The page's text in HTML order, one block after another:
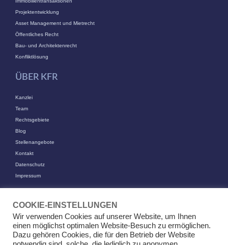
Projektentwicklung
Asset Management und Mietrecht
Öffentliches Recht
Bau- und Architektenrecht
Konfliktlösung
ÜBER KFR
Kanzlei
Team
Rechtsgebiete
Blog
Stellenangebote
Kontakt
Datenschutz
Impressum
KFR Kirchhoff Franke Riethmüller Partnerschaft von Rechtsanwälten
mbB
Am Kaiserkai 69
20457 Hamburg
COOKIE-EINSTELLUNGEN
Wir verwenden Cookies auf unserer Website, um Ihnen
einen möglichst optimalen Website-Besuch zu ermöglichen.
Dazu gehören Cookies, die für den Betrieb der Website